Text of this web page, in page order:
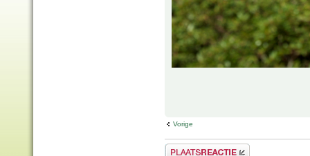
Vorige
Plaats een reactie